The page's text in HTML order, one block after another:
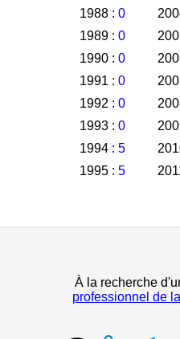
1988 : 0
1989 : 0
1990 : 0
1991 : 0
1992 : 0
1993 : 0
1994 : 5
1995 : 5
À la recherche
professionnel de